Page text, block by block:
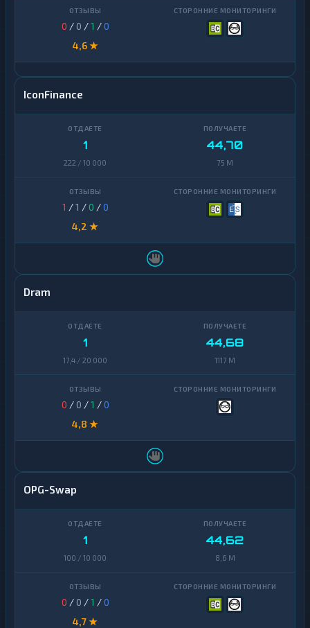
0 / 0 /1 /0
4,6 ★
IconFinance
1
222 / 10 000
44,70
75 M
1 /1 /0 /0
4,2 ★
Dram
1
17,4 / 20 000
44,68
1117 M
0 / 0 /1 /0
4,8 ★
OPG-Swap
1
100 / 10 000
44,62
8,6 M
0 / 0 /1 /0
4,7 ★